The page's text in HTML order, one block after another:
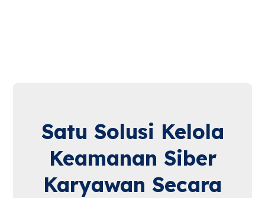
Satu Solusi Kelola
Keamanan Siber
Karyawan Secara